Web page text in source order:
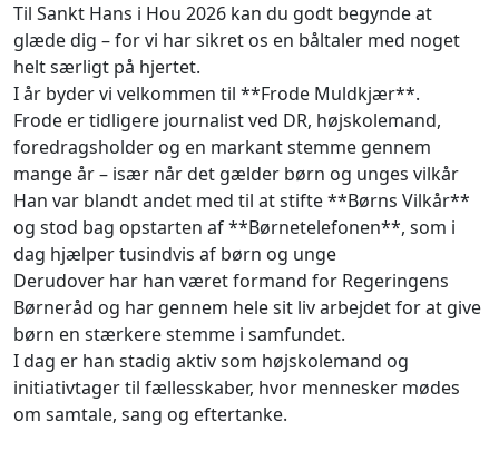
Til Sankt Hans i Hou 2026 kan du godt begynde at
glæde dig – for vi har sikret os en båltaler med noget
helt særligt på hjertet.
I år byder vi velkommen til **Frode Muldkjær**.
Frode er tidligere journalist ved DR, højskolemand,
foredragsholder og en markant stemme gennem
mange år – især når det gælder børn og unges vilkår
Han var blandt andet med til at stifte **Børns Vilkår**
og stod bag opstarten af **Børnetelefonen**, som i
dag hjælper tusindvis af børn og unge
Derudover har han været formand for Regeringens
Børneråd og har gennem hele sit liv arbejdet for at give
børn en stærkere stemme i samfundet.
I dag er han stadig aktiv som højskolemand og
initiativtager til fællesskaber, hvor mennesker mødes
om samtale, sang og eftertanke.